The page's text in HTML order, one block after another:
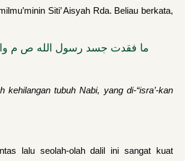
Siti’ Aisyah Rda. Beliau berkata,
ما فقدت جسد رسول الله ص م
kehilangan tubuh Nabi, yang di-“isra’-kan
lalu seolah-olah dalil ini sangat kuat